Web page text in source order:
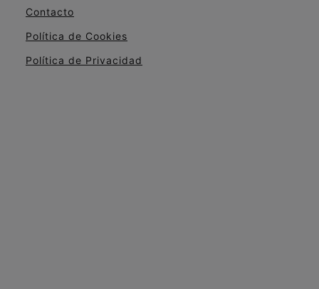
Contacto
Política de Cookies
Política de Privacidad